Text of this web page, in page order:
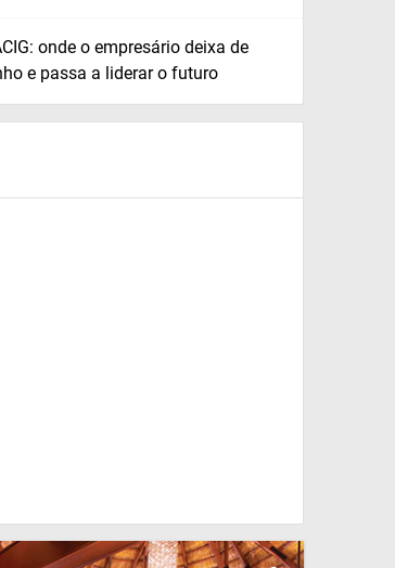
onde o empresário deixa de
e passa a liderar o futuro